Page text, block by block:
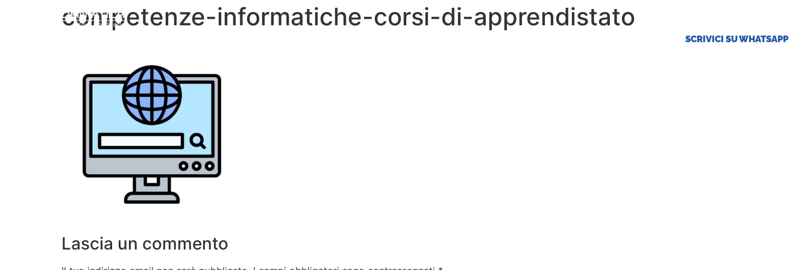
SCRIVICI SU WHATSAPP
competenze-informatiche-corsi-di-apprendistato
Lascia un commento